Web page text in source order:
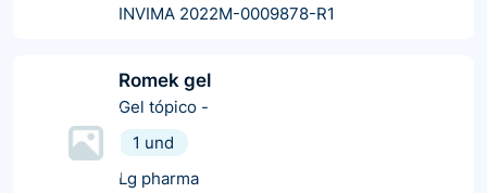
INVIMA 2022M-0009878-R1
Romek gel
Gel tópico -
1 und
Lg pharma